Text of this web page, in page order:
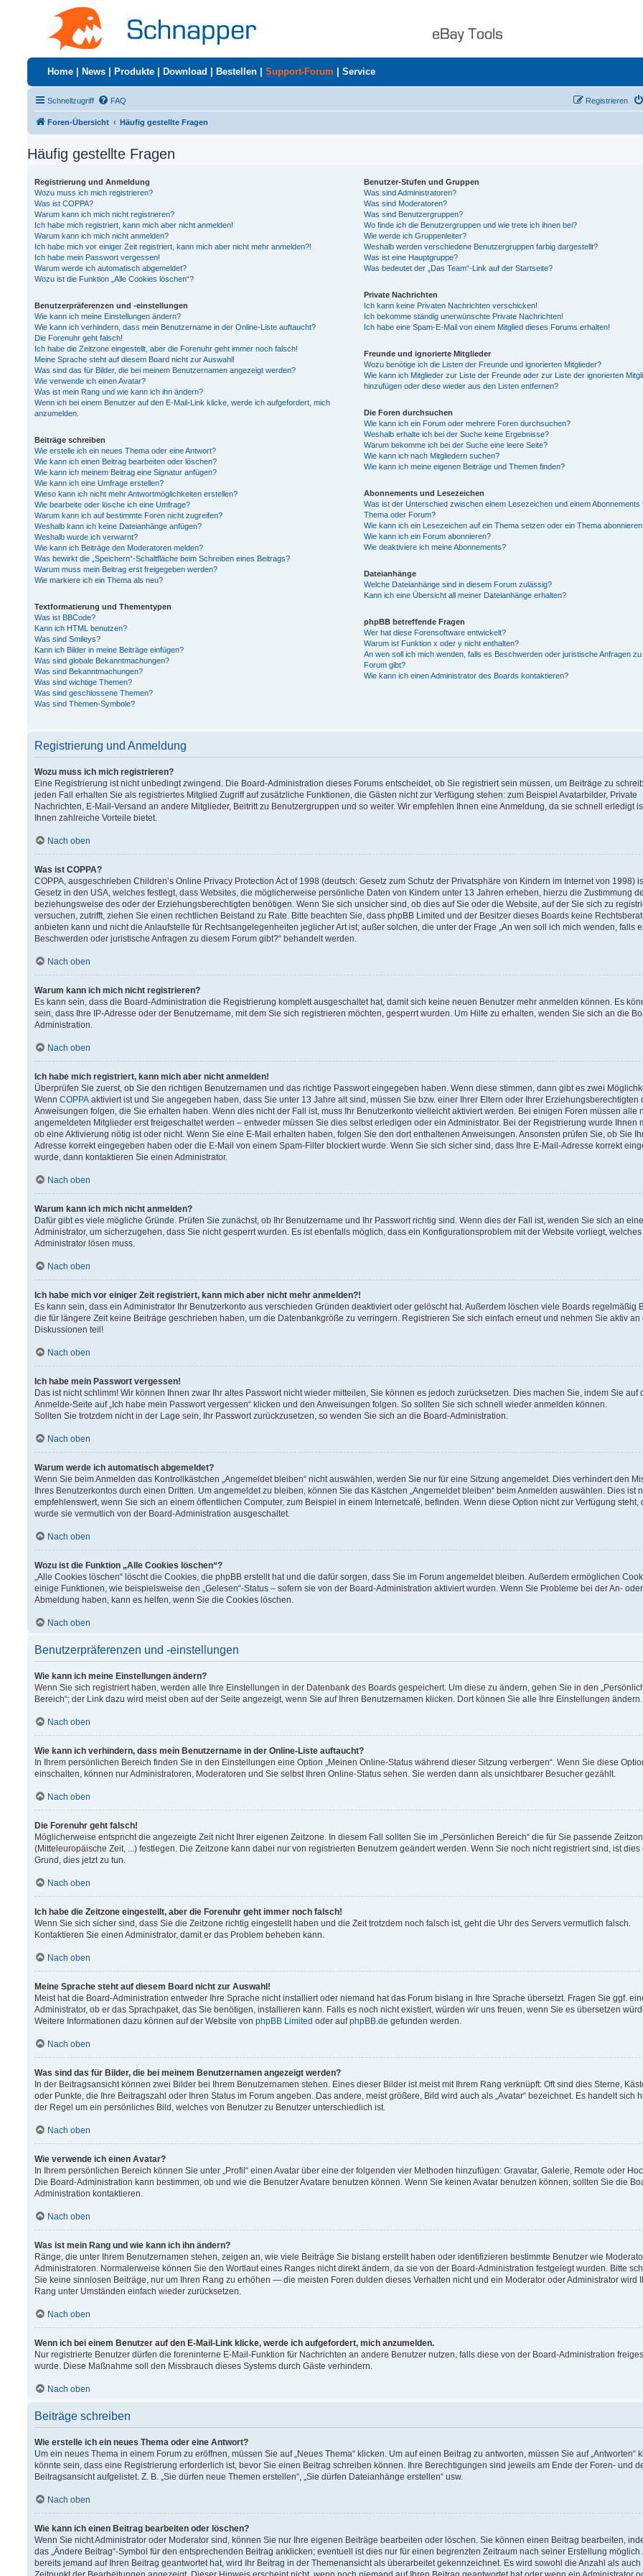
Home News Produkte Download Bestellen Support-Forum Service
Schnellzugriff FAQ Registrieren
Foren-Übersicht Häufig gestellte Fragen
Häufig gestellte Fragen
Registrierung und Anmeldung
Wozu muss ich mich registrieren?
Was ist COPPA?
Warum kann ich mich nicht registrieren?
Ich habe mich registriert, kann mich aber nicht anmelden!
Warum kann ich mich nicht anmelden?
Ich habe mich vor einiger Zeit registriert, kann mich aber nicht mehr anmelden?!
Ich habe mein Passwort vergessen!
Warum werde ich automatisch abgemeldet?
Wozu ist die Funktion „Alle Cookies löschen“?
Benutzerpräferenzen und -einstellungen
Wie kann ich meine Einstellungen ändern?
Wie kann ich verhindern, dass mein Benutzername in der Online-Liste auftaucht?
Die Forenuhr geht falsch!
Ich habe die Zeitzone eingestellt, aber die Forenuhr geht immer noch falsch!
Meine Sprache steht auf diesem Board nicht zur Auswahl!
Was sind das für Bilder, die bei meinem Benutzernamen angezeigt werden?
Wie verwende ich einen Avatar?
Was ist mein Rang und wie kann ich ihn ändern?
Wenn ich bei einem Benutzer auf den E-Mail-Link klicke, werde ich aufgefordert, mich
anzumelden.
Beiträge schreiben
Wie erstelle ich ein neues Thema oder eine Antwort?
Wie kann ich einen Beitrag bearbeiten oder löschen?
Wie kann ich meinem Beitrag eine Signatur anfügen?
Wie kann ich eine Umfrage erstellen?
Wieso kann ich nicht mehr Antwortmöglichkeiten erstellen?
Wie bearbeite oder lösche ich eine Umfrage?
Warum kann ich auf bestimmte Foren nicht zugreifen?
Weshalb kann ich keine Dateianhänge anfügen?
Weshalb wurde ich verwarnt?
Wie kann ich Beiträge den Moderatoren melden?
Was bewirkt die „Speichern“-Schaltfläche beim Schreiben eines Beitrags?
Warum muss mein Beitrag erst freigegeben werden?
Wie markiere ich ein Thema als neu?
Textformatierung und Thementypen
Was ist BBCode?
Kann ich HTML benutzen?
Was sind Smileys?
Kann ich Bilder in meine Beiträge einfügen?
Was sind globale Bekanntmachungen?
Was sind Bekanntmachungen?
Was sind wichtige Themen?
Was sind geschlossene Themen?
Was sind Themen-Symbole?
Benutzer-Stufen und Gruppen
Was sind Administratoren?
Was sind Moderatoren?
Was sind Benutzergruppen?
Wo finde ich die Benutzergruppen und wie trete ich ihnen bei?
Wie werde ich Gruppenleiter?
Weshalb werden verschiedene Benutzergruppen farbig dargestellt?
Was ist eine Hauptgruppe?
Was bedeutet der „Das Team“-Link auf der Startseite?
Private Nachrichten
Ich kann keine Privaten Nachrichten verschicken!
Ich bekomme ständig unerwünschte Private Nachrichten!
Ich habe eine Spam-E-Mail von einem Mitglied dieses Forums erhalten!
Freunde und ignorierte Mitglieder
Wozu benötige ich die Listen der Freunde und ignorierten Mitglieder?
Wie kann ich Mitglieder zur Liste der Freunde oder zur Liste der ignorierten
hinzufügen oder diese wieder aus den Listen entfernen?
Die Foren durchsuchen
Wie kann ich ein Forum oder mehrere Foren durchsuchen?
Weshalb erhalte ich bei der Suche keine Ergebnisse?
Warum bekomme ich bei der Suche eine leere Seite?
Wie kann ich nach Mitgliedern suchen?
Wie kann ich meine eigenen Beiträge und Themen finden?
Abonnements und Lesezeichen
Was ist der Unterschied zwischen einem Lesezeichen und einem Abonnements
Thema oder Forum?
Wie kann ich ein Lesezeichen auf ein Thema setzen oder ein Thema
Wie kann ich ein Forum abonnieren?
Wie deaktiviere ich meine Abonnements?
Dateianhänge
Welche Dateianhänge sind in diesem Forum zulässig?
Kann ich eine Übersicht all meiner Dateianhänge erhalten?
phpBB betreffende Fragen
Wer hat diese Forensoftware entwickelt?
Warum ist Funktion x oder y nicht enthalten?
An wen soll ich mich wenden, falls es Beschwerden oder juristische Anfragen
Forum gibt?
Wie kann ich einen Administrator des Boards kontaktieren?
Registrierung und Anmeldung
Wozu muss ich mich registrieren?
Eine Registrierung ist nicht unbedingt zwingend. Die Board-Administration dieses Forums entscheidet, ob Sie registriert sein müssen, um Beiträge zu
jeden Fall erhalten Sie als registriertes Mitglied Zugriff auf zusätzliche Funktionen, die Gästen nicht zur Verfügung stehen: zum Beispiel Avatarbilder, Private
Nachrichten, E-Mail-Versand an andere Mitglieder, Beitritt zu Benutzergruppen und so weiter. Wir empfehlen Ihnen eine Anmeldung, da sie schnell erledigt
Ihnen zahlreiche Vorteile bietet.
Nach oben
Was ist COPPA?
COPPA, ausgeschrieben Children’s Online Privacy Protection Act of 1998 (deutsch: Gesetz zum Schutz der Privatsphäre von Kindern im Internet von 1998)
Gesetz in den USA, welches festlegt, dass Websites, die möglicherweise persönliche Daten von Kindern unter 13 Jahren erheben, hierzu die Zustimmung
beziehungsweise des oder der Erziehungsberechtigten benötigen. Wenn Sie sich unsicher sind, ob dies auf Sie oder die Website, auf der Sie sich zu
versuchen, zutrifft, ziehen Sie einen rechtlichen Beistand zu Rate. Bitte beachten Sie, dass phpBB Limited und der Besitzer dieses Boards keine
anbieten kann und nicht die Anlaufstelle für Rechtsangelegenheiten jeglicher Art ist; außer solchen, die unter der Frage „An wen soll ich mich wenden, falls
Beschwerden oder juristische Anfragen zu diesem Forum gibt?“ behandelt werden.
Nach oben
Warum kann ich mich nicht registrieren?
Es kann sein, dass die Board-Administration die Registrierung komplett ausgeschaltet hat, damit sich keine neuen Benutzer mehr anmelden können. Es
sein, dass Ihre IP-Adresse oder der Benutzername, mit dem Sie sich registrieren möchten, gesperrt wurden. Um Hilfe zu erhalten, wenden Sie sich an die
Administration.
Nach oben
Ich habe mich registriert, kann mich aber nicht anmelden!
Überprüfen Sie zuerst, ob Sie den richtigen Benutzernamen und das richtige Passwort eingegeben haben. Wenn diese stimmen, dann gibt es zwei
Wenn COPPA aktiviert ist und Sie angegeben haben, dass Sie unter 13 Jahre alt sind, müssen Sie bzw. einer Ihrer Eltern oder Ihrer Erziehungsberechtigten
Anweisungen folgen, die Sie erhalten haben. Wenn dies nicht der Fall ist, muss Ihr Benutzerkonto vielleicht aktiviert werden. Bei einigen Foren müssen alle
angemeldeten Mitglieder erst freigeschaltet werden – entweder müssen Sie dies selbst erledigen oder ein Administrator. Bei der Registrierung wurde Ihnen
ob eine Aktivierung nötig ist oder nicht. Wenn Sie eine E-Mail erhalten haben, folgen Sie den dort enthaltenen Anweisungen. Ansonsten prüfen Sie, ob Sie
Adresse korrekt eingegeben haben oder die E-Mail von einem Spam-Filter blockiert wurde. Wenn Sie sich sicher sind, dass Ihre E-Mail-Adresse korrekt
wurde, dann kontaktieren Sie einen Administrator.
Nach oben
Warum kann ich mich nicht anmelden?
Dafür gibt es viele mögliche Gründe. Prüfen Sie zunächst, ob Ihr Benutzername und Ihr Passwort richtig sind. Wenn dies der Fall ist, wenden Sie sich an
Administrator, um sicherzugehen, dass Sie nicht gesperrt wurden. Es ist ebenfalls möglich, dass ein Konfigurationsproblem mit der Website vorliegt, welches
Administrator lösen muss.
Nach oben
Ich habe mich vor einiger Zeit registriert, kann mich aber nicht mehr anmelden?!
Es kann sein, dass ein Administrator Ihr Benutzerkonto aus verschieden Gründen deaktiviert oder gelöscht hat. Außerdem löschen viele Boards regelmäßig
die für längere Zeit keine Beiträge geschrieben haben, um die Datenbankgröße zu verringern. Registrieren Sie sich einfach erneut und nehmen Sie aktiv an
Diskussionen teil!
Nach oben
Ich habe mein Passwort vergessen!
Das ist nicht schlimm! Wir können Ihnen zwar Ihr altes Passwort nicht wieder mitteilen, Sie können es jedoch zurücksetzen. Dies machen Sie, indem Sie auf
Anmelde-Seite auf „Ich habe mein Passwort vergessen“ klicken und den Anweisungen folgen. So sollten Sie sich schnell wieder anmelden können.
Sollten Sie trotzdem nicht in der Lage sein, Ihr Passwort zurückzusetzen, so wenden Sie sich an die Board-Administration.
Nach oben
Warum werde ich automatisch abgemeldet?
Wenn Sie beim Anmelden das Kontrollkästchen „Angemeldet bleiben“ nicht auswählen, werden Sie nur für eine Sitzung angemeldet. Dies verhindert den
Ihres Benutzerkontos durch einen Dritten. Um angemeldet zu bleiben, können Sie das Kästchen „Angemeldet bleiben“ beim Anmelden auswählen. Dies ist
empfehlenswert, wenn Sie sich an einem öffentlichen Computer, zum Beispiel in einem Internetcafé, befinden. Wenn diese Option nicht zur Verfügung steht,
wurde sie vermutlich von der Board-Administration ausgeschaltet.
Nach oben
Wozu ist die Funktion „Alle Cookies löschen“?
„Alle Cookies löschen“ löscht die Cookies, die phpBB erstellt hat und die dafür sorgen, dass Sie im Forum angemeldet bleiben. Außerdem ermöglichen
einige Funktionen, wie beispielsweise den „Gelesen“-Status – sofern sie von der Board-Administration aktiviert wurden. Wenn Sie Probleme bei der An- oder
Abmeldung haben, kann es helfen, wenn Sie die Cookies löschen.
Nach oben
Benutzerpräferenzen und -einstellungen
Wie kann ich meine Einstellungen ändern?
Wenn Sie sich registriert haben, werden alle Ihre Einstellungen in der Datenbank des Boards gespeichert. Um diese zu ändern, gehen Sie in den
Bereich“; der Link dazu wird meist oben auf der Seite angezeigt, wenn Sie auf Ihren Benutzernamen klicken. Dort können Sie alle Ihre Einstellungen ändern.
Nach oben
Wie kann ich verhindern, dass mein Benutzername in der Online-Liste auftaucht?
In Ihrem persönlichen Bereich finden Sie in den Einstellungen eine Option „Meinen Online-Status während dieser Sitzung verbergen“. Wenn Sie diese
einschalten, können nur Administratoren, Moderatoren und Sie selbst Ihren Online-Status sehen. Sie werden dann als unsichtbarer Besucher gezählt.
Nach oben
Die Forenuhr geht falsch!
Möglicherweise entspricht die angezeigte Zeit nicht Ihrer eigenen Zeitzone. In diesem Fall sollten Sie im „Persönlichen Bereich“ die für Sie passende
(Mitteleuropäische Zeit, ...) festlegen. Die Zeitzone kann dabei nur von registrierten Benutzern geändert werden. Wenn Sie noch nicht registriert sind, ist dies
Grund, dies jetzt zu tun.
Nach oben
Ich habe die Zeitzone eingestellt, aber die Forenuhr geht immer noch falsch!
Wenn Sie sich sicher sind, dass Sie die Zeitzone richtig eingestellt haben und die Zeit trotzdem noch falsch ist, geht die Uhr des Servers vermutlich falsch.
Kontaktieren Sie einen Administrator, damit er das Problem beheben kann.
Nach oben
Meine Sprache steht auf diesem Board nicht zur Auswahl!
Meist hat die Board-Administration entweder Ihre Sprache nicht installiert oder niemand hat das Forum bislang in Ihre Sprache übersetzt. Fragen Sie ggf.
Administrator, ob er das Sprachpaket, das Sie benötigen, installieren kann. Falls es noch nicht existiert, würden wir uns freuen, wenn Sie es übersetzen
Weitere Informationen dazu können auf der Website von phpBB Limited oder aufphpBB.de gefunden werden.
Nach oben
Was sind das für Bilder, die bei meinem Benutzernamen angezeigt werden?
In der Beitragsansicht können zwei Bilder bei Ihrem Benutzernamen stehen. Eines dieser Bilder ist meist mit Ihrem Rang verknüpft: Oft sind dies Sterne,
oder Punkte, die Ihre Beitragszahl oder Ihren Status im Forum angeben. Das andere, meist größere, Bild wird auch als „Avatar“ bezeichnet. Es handelt sich
der Regel um ein persönliches Bild, welches von Benutzer zu Benutzer unterschiedlich ist.
Nach oben
Wie verwende ich einen Avatar?
In Ihrem persönlichen Bereich können Sie unter „Profil“ einen Avatar über eine der folgenden vier Methoden hinzufügen: Gravatar, Galerie, Remote oder
Die Board-Administration kann bestimmen, ob und wie die Benutzer Avatare benutzen können. Wenn Sie keinen Avatar benutzen können, sollten Sie die
Administration kontaktieren.
Nach oben
Was ist mein Rang und wie kann ich ihn ändern?
Ränge, die unter Ihrem Benutzernamen stehen, zeigen an, wie viele Beiträge Sie bislang erstellt haben oder identifizieren bestimmte Benutzer wie
Administratoren. Normalerweise können Sie den Wortlaut eines Ranges nicht direkt ändern, da sie von der Board-Administration festgelegt wurden. Bitte
Sie keine sinnlosen Beiträge, nur um Ihren Rang zu erhöhen — die meisten Foren dulden dieses Verhalten nicht und ein Moderator oder Administrator wird
Rang unter Umständen einfach wieder zurücksetzen.
Nach oben
Wenn ich bei einem Benutzer auf den E-Mail-Link klicke, werde ich aufgefordert, mich anzumelden.
Nur registrierte Benutzer dürfen die foreninterne E-Mail-Funktion für Nachrichten an andere Benutzer nutzen, falls diese von der Board-Administration
wurde. Diese Maßnahme soll den Missbrauch dieses Systems durch Gäste verhindern.
Nach oben
Beiträge schreiben
Wie erstelle ich ein neues Thema oder eine Antwort?
Um ein neues Thema in einem Forum zu eröffnen, müssen Sie auf „Neues Thema“ klicken. Um auf einen Beitrag zu antworten, müssen Sie auf „Antworten“
könnte sein, dass eine Registrierung erforderlich ist, bevor Sie einen Beitrag schreiben können. Ihre Berechtigungen sind jeweils am Ende der Foren- und
Beitragsansicht aufgelistet. Z. B. „Sie dürfen neue Themen erstellen“, „Sie dürfen Dateianhänge erstellen“ usw.
Nach oben
Wie kann ich einen Beitrag bearbeiten oder löschen?
Wenn Sie nicht Administrator oder Moderator sind, können Sie nur Ihre eigenen Beiträge bearbeiten oder löschen. Sie können einen Beitrag bearbeiten,
das „Ändere Beitrag“-Symbol für den entsprechenden Beitrag anklicken; eventuell ist dies nur für einen begrenzten Zeitraum nach seiner Erstellung
bereits jemand auf Ihren Beitrag geantwortet hat, wird Ihr Beitrag in der Themenansicht als überarbeitet gekennzeichnet. Es wird sowohl die Anzahl als auch